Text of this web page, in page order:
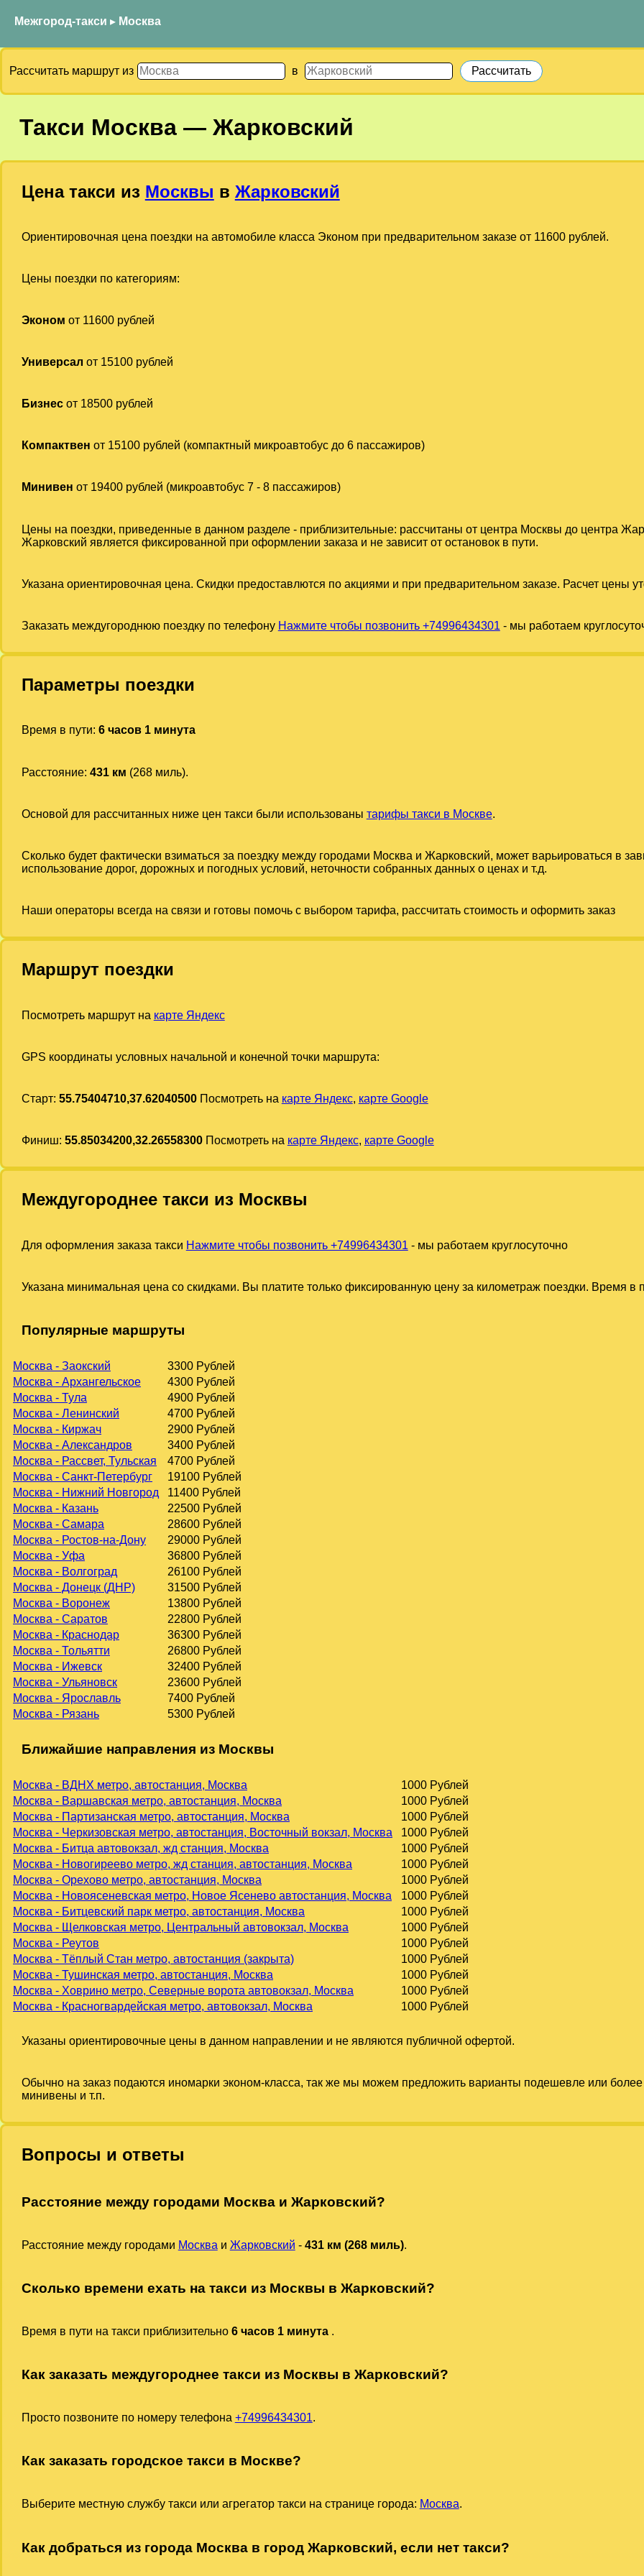
Межгород-такси ▸ Москва
Рассчитать маршрут из в
Такси Москва— Жарковский
Цена такси из Москвы в Жарковский
Ориентировочная цена поездки на автомобиле класса Эконом при предварительном заказе от 11600 рублей.
Цены поездки по категориям:
Эконом от 11600 рублей
Универсал от 15100 рублей
Бизнесот 18500 рублей
Компактвен от 15100 рублей (компактный микроавтобус до 6 пассажиров)
Минивен от 19400 рублей (микроавтобус 7 - 8 пассажиров)
Цены на поездки, приведенные в данном разделе - приблизительные: рассчитаны от центра Москвы до центра
Жарковский является фиксированной при оформлении заказа и не зависит от остановок в пути.
Указана ориентировочная цена. Скидки предоставлются по акциями и при предварительном заказе. Расчет цены
Заказать междугороднюю поездку по телефону Нажмите чтобы позвонить +74996434301 - мы работаем
Параметры поездки
Время в пути: 6 часов 1 минута
Расстояние: 431 км (268 миль).
Основой для рассчитанных ниже цен такси были использованы тарифы такси в Москве.
Сколько будет фактически взиматься за поездку между городами Москва и Жарковский, может варьироваться в
использование дорог, дорожных и погодных условий, неточности собранных данных о ценах и т.д.
Наши операторы всегда на связи и готовы помочь с выбором тарифа, рассчитать стоимость и оформить заказ
Маршрут поездки
Посмотреть маршрут на карте Яндекс
GPS координаты условных начальной и конечной точки маршрута:
Старт: 55.75404710,37.62040500Посмотреть на карте Яндекс, карте Google
Финиш: 55.85034200,32.26558300Посмотреть на карте Яндекс, карте Google
Междугороднее такси из Москвы
Для оформления заказа такси Нажмите чтобы позвонить +74996434301 - мы работаем круглосуточно
Указана минимальная цена со скидками. Вы платите только фиксированную цену за километраж поездки. Время в
Популярные маршруты
Москва - Заокский
3300 Рублей
Москва - Архангельское
4300 Рублей
Москва - Тула
4900 Рублей
Москва - Ленинский
4700 Рублей
Москва - Киржач
2900 Рублей
Москва - Александров
3400 Рублей
Москва - Рассвет, Тульская
4700 Рублей
Москва - Санкт-Петербург
19100 Рублей
Москва - Нижний Новгород
11400 Рублей
Москва - Казань
22500 Рублей
Москва - Самара
28600 Рублей
Москва - Ростов-на-Дону
29000 Рублей
Москва - Уфа
36800 Рублей
Москва - Волгоград
26100 Рублей
Москва - Донецк (ДНР)
31500 Рублей
Москва - Воронеж
13800 Рублей
Москва - Саратов
22800 Рублей
Москва - Краснодар
36300 Рублей
Москва - Тольятти
26800 Рублей
Москва - Ижевск
32400 Рублей
Москва - Ульяновск
23600 Рублей
Москва - Ярославль
7400 Рублей
Москва - Рязань
5300 Рублей
Ближайшие направления из Москвы
Москва - ВДНХ метро, автостанция, Москва
1000 Рублей
Москва - Варшавская метро, автостанция, Москва
1000 Рублей
Москва - Партизанская метро, автостанция, Москва
1000 Рублей
Москва - Черкизовская метро, автостанция, Восточный вокзал, Москва
1000 Рублей
Москва - Битца автовокзал, жд станция, Москва
1000 Рублей
Москва - Новогиреево метро, жд станция, автостанция, Москва
1000 Рублей
Москва - Орехово метро, автостанция, Москва
1000 Рублей
Москва - Новоясеневская метро, Новое Ясенево автостанция, Москва
1000 Рублей
Москва - Битцевский парк метро, автостанция, Москва
1000 Рублей
Москва - Щелковская метро, Центральный автовокзал, Москва
1000 Рублей
Москва - Реутов
1000 Рублей
Москва - Тёплый Стан метро, автостанция (закрыта)
1000 Рублей
Москва - Тушинская метро, автостанция, Москва
1000 Рублей
Москва - Ховрино метро, Северные ворота автовокзал, Москва
1000 Рублей
Москва - Красногвардейская метро, автовокзал, Москва
1000 Рублей
Указаны ориентировочные цены в данном направлении и не являются публичной офертой.
Обычно на заказ подаются иномарки эконом-класса, так же мы можем предложить варианты подешевле или
минивены и т.п.
Вопросы и ответы
Расстояние между городами Москва и Жарковский?
Расстояние между городами Москва и Жарковский - 431 км (268 миль).
Сколько времени ехать на такси из Москвы в Жарковский?
Время в пути на такси приблизительно 6 часов 1 минута .
Как заказать междугороднее такси из Москвы в Жарковский?
Просто позвоните по номеру телефона +74996434301.
Как заказать городское такси в Москве?
Выберите местную службу такси или агрегатор такси на странице города: Москва.
Как добраться из города Москва в город Жарковский, если нет такси?